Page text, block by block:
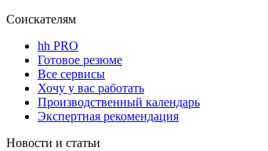
Соискателям
hh PRO
Готовое резюме
Все сервисы
Хочу у вас работать
Производственный календарь
Экспертная рекомендация
Новости и статьи